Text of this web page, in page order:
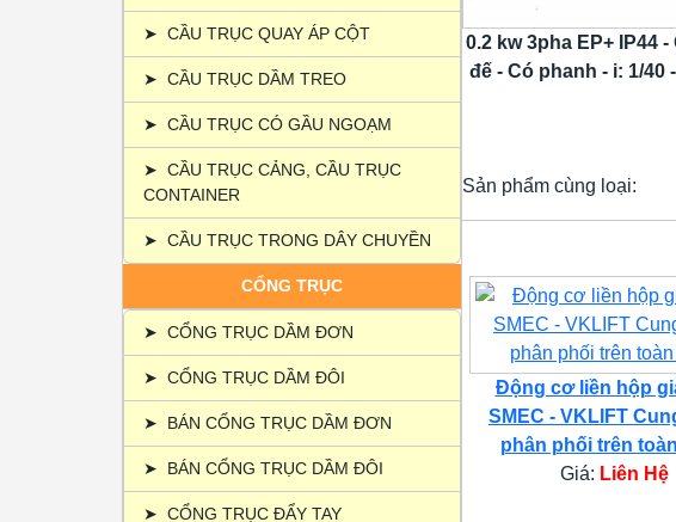
➤ CẦU TRỤC QUAY ÁP CỘT
➤ CẦU TRỤC DẦM TREO
➤ CẦU TRỤC CÓ GẦU NGOẠM
➤ CẦU TRỤC CẢNG, CẦU TRỤC
CONTAINER
➤ CẦU TRỤC TRONG DÂY CHUYỀN
CỔNG TRỤC
➤ CỔNG TRỤC DẦM ĐƠN
➤ CỔNG TRỤC DẦM ĐÔI
➤ BÁN CỔNG TRỤC DẦM ĐƠN
➤ BÁN CỔNG TRỤC DẦM ĐÔI
➤ CỔNG TRỤC ĐẨY TAY
0.2 kw 3pha EP+ IP44 -
đế - Có phanh - i: 1/40
Sản phẩm cùng loại:
Động cơ liền hộp
SMEC - VKLIFT
phân phối trên
Giá: Liên Hệ